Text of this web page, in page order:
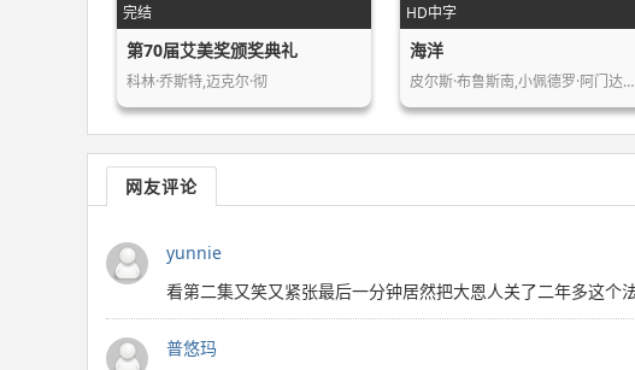
完结
第70届艾美奖颁奖典礼
科林·乔斯特,迈克尔·彻
HD中字
海洋
皮尔斯·布鲁斯南,小佩德罗·阿门达里…
网友评论
yunnie
看第二集又笑又紧张最后一分钟居然把大恩人关了二年多这
普悠玛